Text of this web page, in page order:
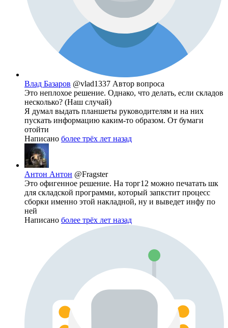
Влад Базаров @vlad1337 Автор вопроса
Это неплохое решение. Однако, что делать, если складов
несколько? (Наш случай)
Я думал выдать планшеты руководителям и на них
пускать информацию каким-то образом. От бумаги
отойти
Написано более трёх лет назад
Антон Антон @Fragster
Это офигенное решение. На торг12 можно печатать шк
для складской программи, который запкстит процесс
сборки именно этой накладной, ну и выведет инфу по
ней
Написано более трёх лет назад